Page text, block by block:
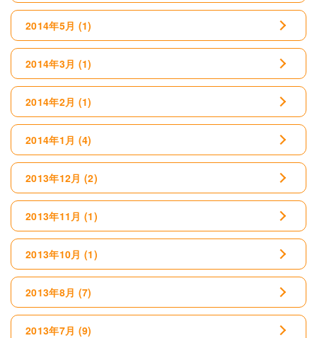
2014年5月 (1)
2014年3月 (1)
2014年2月 (1)
2014年1月 (4)
2013年12月 (2)
2013年11月 (1)
2013年10月 (1)
2013年8月 (7)
2013年7月 (9)